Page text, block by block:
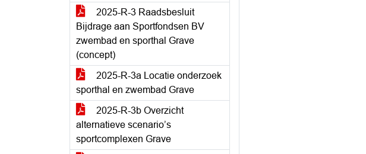
2025-R-3 Raadsbesluit
Bijdrage aan Sportfondsen BV
zwembad en sporthal Grave
(concept)
2025-R-3a Locatie onderzoek
sporthal en zwembad Grave
2025-R-3b Overzicht
alternatieve scenario’s
sportcomplexen Grave